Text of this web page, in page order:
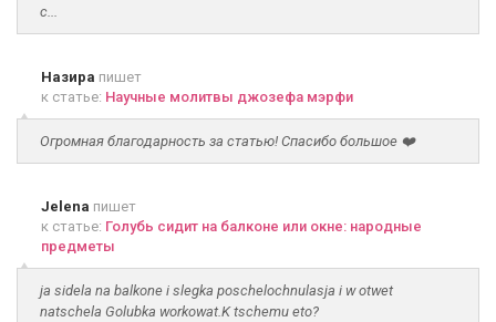
с...
Назира пишет
к статье: Научные молитвы джозефа мэрфи
Огромная благодарность за статью! Спасибо большое ❤️
Jelena пишет
к статье: Голубь сидит на балконе или окне: народные
предметы
ja sidela na balkone i slegka poschelochnulasja i w otwet
natschela Golubka workowat.K tschemu eto?